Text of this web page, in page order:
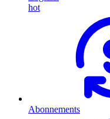
hot
Abonnements